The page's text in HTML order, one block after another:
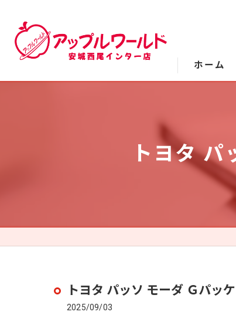
ホーム
トヨタ パ
トヨタ パッソ モーダ Ｇパッ
2025/09/03